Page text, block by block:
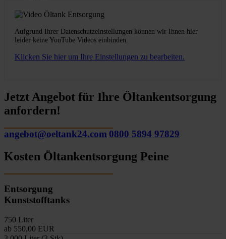
Aufgrund Ihrer Datenschutzeinstellungen können wir Ihnen hier
leider keine YouTube Videos einbinden.
Klicken Sie hier um Ihre Einstellungen zu bearbeiten.
Jetzt Angebot für Ihre Öltankentsorgung
anfordern!
angebot@oeltank24.com 0800 5894 97829
Kosten Öltankentsorgung Peine
Entsorgung
Kunststofftanks
750 Liter
ab 550,00 EUR